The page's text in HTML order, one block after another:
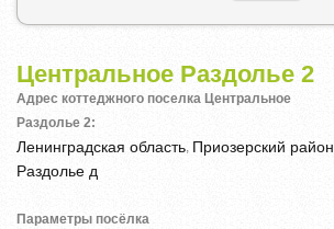
Центральное Раздолье 2
Адрес коттеджного поселка Центральное
Раздолье 2:
Ленинградская область Приозерский район
Раздолье д
Параметры посёлка